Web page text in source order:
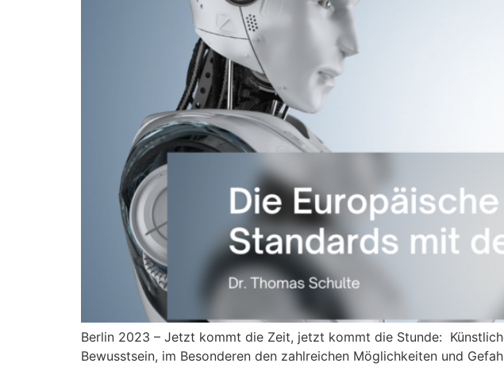
Berlin 2023 – Jetzt kommt die Zeit, jetzt kommt die Stunde:
Bewusstsein, im Besonderen den zahlreichen Möglichkeiten und